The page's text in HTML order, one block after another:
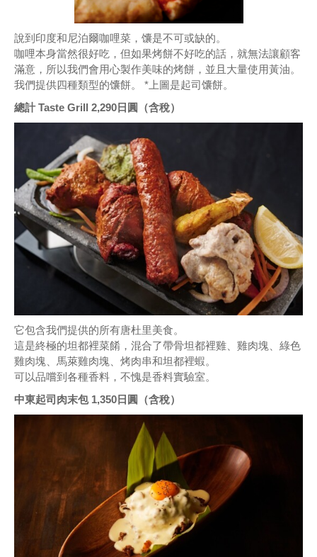
說到印度和尼泊爾咖哩菜，馕是不可或缺的。
咖哩本身當然很好吃，但如果烤餅不好吃的話，就無法讓顧客
滿意，所以我們會用心製作美味的烤餅，並且大量使用黃油。
我們提供四種類型的馕餅。 *上圖是起司馕餅。
總計 Taste Grill 2,290日圓（含稅）
它包含我們提供的所有唐杜里美食。
這是終極的坦都裡菜餚，混合了帶骨坦都裡雞、雞肉塊、綠色
雞肉塊、馬萊雞肉塊、烤肉串和坦都裡蝦。
可以品嚐到各種香料，不愧是香料實驗室。
中東起司肉末包 1,350日圓（含稅）